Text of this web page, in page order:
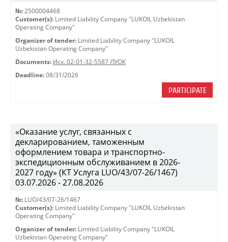
№: 2500004468
Customer(s): Limited Liability Company "LUKOIL Uzbekistan
Operating Company"
Organizer of tender: Limited Liability Company "LUKOIL
Uzbekistan Operating Company"
Documents: Исх. 02-01-32-5587 ЛУОК
Deadline: 08/31/2026
PARTICIPATE
«Оказание услуг, связанных с
декларированием, таможенным
оформлением товара и транспортно-
экспедиционным обслуживанием в 2026-
2027 году» (КТ Услуга LUO/43/07-26/1467)
03.07.2026 - 27.08.2026
№: LUO/43/07-26/1467
Customer(s): Limited Liability Company "LUKOIL Uzbekistan
Operating Company"
Organizer of tender: Limited Liability Company "LUKOIL
Uzbekistan Operating Company"